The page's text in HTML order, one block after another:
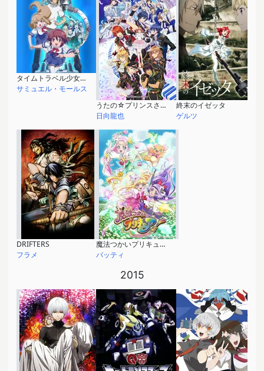
タイムトラベル少女～マリ・ワカと8人の科学者たち～
サミュエル・モールス
うたの☆プリンスさまっ♪ マジLOVEレジェンドスター
日向龍也
終末のイゼッタ
ゲルツ
DRIFTERS
フラメ
魔法つかいプリキュア！
バッティ
2015